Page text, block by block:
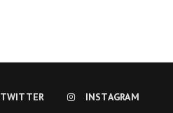
TWITTER INSTAGRAM